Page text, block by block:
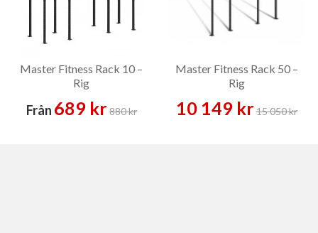
Master Fitness Rack 10 –
Rig
Från 689 kr880 kr
Master Fitness Rack 50 –
Rig
10 149 kr15 050 kr